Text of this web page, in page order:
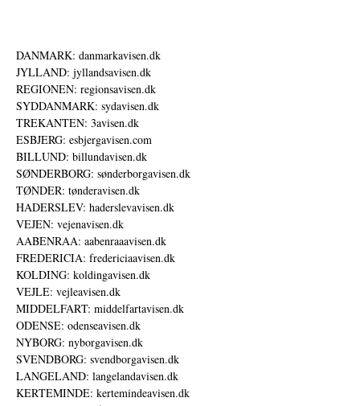
DANMARK: danmarkavisen.dk
JYLLAND: jyllandsavisen.dk
REGIONEN: regionsavisen.dk
SYDDANMARK: sydavisen.dk
TREKANTEN: 3avisen.dk
ESBJERG: esbjergavisen.com
BILLUND: billundavisen.dk
SØNDERBORG: sønderborgavisen.dk
TØNDER: tønderavisen.dk
HADERSLEV: haderslevavisen.dk
VEJEN: vejenavisen.dk
AABENRAA: aabenraaavisen.dk
FREDERICIA: fredericiaavisen.dk
KOLDING: koldingavisen.dk
VEJLE: vejleavisen.dk
MIDDELFART: middelfartavisen.dk
ODENSE: odenseavisen.dk
NYBORG: nyborgavisen.dk
SVENDBORG: svendborgavisen.dk
LANGELAND: langelandavisen.dk
KERTEMINDE: kertemindeavisen.dk